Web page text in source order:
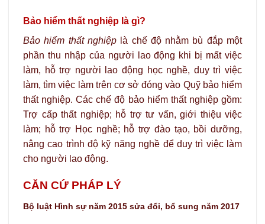
Bảo hiểm thất nghiệp là gì?
Bảo hiểm thất nghiệplà chế độ nhằm bù đắp một
phần thu nhập của người lao động khi bị mất việc
làm, hỗ trợ người lao động học nghề, duy trì việc
làm, tìm việc làm trên cơ sở đóng vào Quỹ bảo hiểm
thất nghiệp. Các chế độ bảo hiểm thất nghiệp gồm:
Trợ cấp thất nghiệp; hỗ trợ tư vấn, giới thiệu việc
làm; hỗ trợ Học nghề; hỗ trợ đào tạo, bồi dưỡng,
nâng cao trình độ kỹ năng nghề để duy trì việc làm
cho người lao động.
CĂN CỨ PHÁP LÝ
Bộ luật Hình sự năm 2015 sửa đổi, bổ sung năm 2017